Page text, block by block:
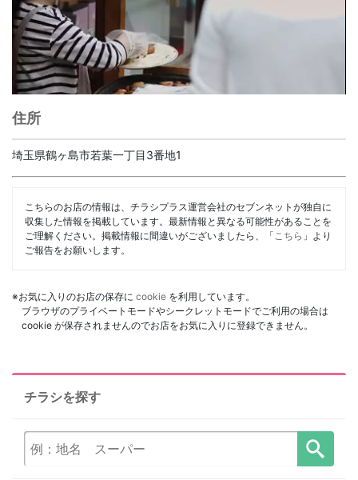
住所
埼玉県鶴ヶ島市若葉一丁目3番地1
こちらのお店の情報は、チラシプラス運営会社のセブンネットが独自に
収集した情報を掲載しています。最新情報と異なる可能性があることを
ご理解ください。掲載情報に間違いがございましたら、「 こちら 」より
ご報告をお願いします。
※お気に入りのお店の保存に cookie を利用しています。
ブラウザのプライベートモードやシークレットモードでご利用の場合は
cookie が保存されませんのでお店をお気に入りに登録できません。
チラシを探す